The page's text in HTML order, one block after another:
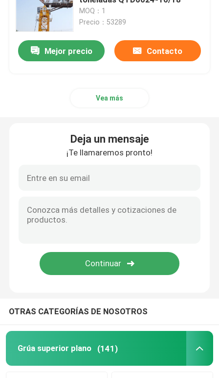
Virar de bordo grúa
Polipasto de construcción
elevador de la construcción
Grúa de torre de 8 toneladas
Grúa de torre de 10 toneladas
MOQ：1
Precio：53289
Mejor precio Contacto
Vea más
Deja un mensaje
¡Te llamaremos pronto!
OTRAS CATEGORÍAS DE NOSOTROS
Grúa superior plano (141)